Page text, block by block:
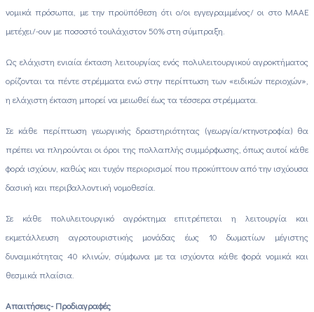
νομικά πρόσωπα, με την προϋπόθεση ότι ο/οι εγγεγραμμένος/ οι στο ΜΑΑΕ
μετέχει/-ουν με ποσοστό τουλάχιστον 50% στη σύμπραξη.
Ως ελάχιστη ενιαία έκταση λειτουργίας ενός πολυλειτουργικού αγροκτήματος
ορίζονται τα πέντε στρέμματα ενώ στην περίπτωση των «ειδικών περιοχών»,
η ελάχιστη έκταση μπορεί να μειωθεί έως τα τέσσερα στρέμματα.
Σε κάθε περίπτωση γεωργικής δραστηριότητας (γεωργία/κτηνοτροφία) θα
πρέπει να πληρούνται οι όροι της πολλαπλής συμμόρφωσης, όπως αυτοί κάθε
φορά ισχύουν, καθώς και τυχόν περιορισμοί που προκύπτουν από την ισχύουσα
δασική και περιβαλλοντική νομοθεσία.
Σε κάθε πολυλειτουργικό αγρόκτημα επιτρέπεται η λειτουργία και
εκμετάλλευση αγροτουριστικής μονάδας έως 10 δωματίων μέγιστης
δυναμικότητας 40 κλινών, σύμφωνα με τα ισχύοντα κάθε φορά νομικά και
θεσμικά πλαίσια.
Απαιτήσεις- Προδιαγραφές